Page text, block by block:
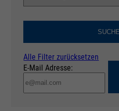
Alle Filter zurücksetzen
E-Mail Adresse: